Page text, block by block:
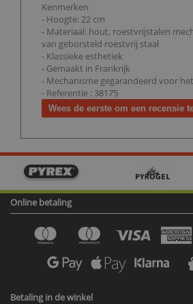
Kenmerken
- Hoogte: 22 cm
- Materiaal: hout, roestvrijstalen
van geborsteld roestvrij staal
- Klassieke esthetiek
- Gemaakt in Frankrijk
- Mechanisme gegarandeerd voor
- Referentie : 38175
Wees de eerste om een recensie
Online betaling
Betaling in de winkel